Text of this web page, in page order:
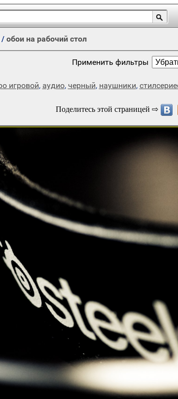
обои на рабочий стол
Применить фильтры
игровой, аудио, черный, наушники,